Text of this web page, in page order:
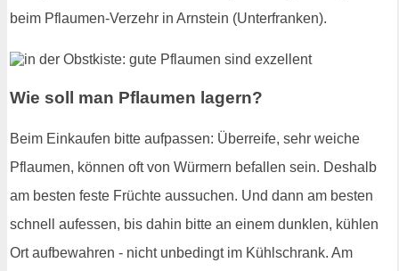
beim Pflaumen-Verzehr in Arnstein (Unterfranken).
Wie soll man Pflaumen lagern?
Beim Einkaufen bitte aufpassen: Überreife, sehr weiche
Pflaumen, können oft von Würmern befallen sein. Deshalb
am besten feste Früchte aussuchen. Und dann am besten
schnell aufessen, bis dahin bitte an einem dunklen, kühlen
Ort aufbewahren - nicht unbedingt im Kühlschrank. Am